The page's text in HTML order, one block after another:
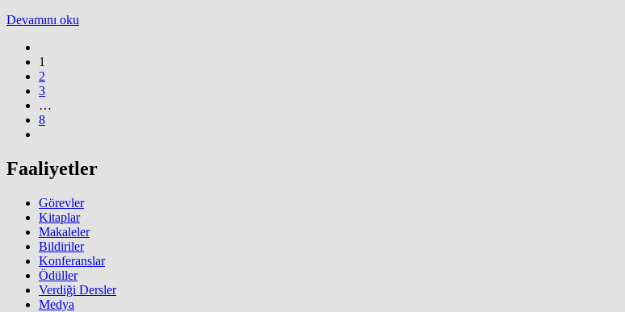
Devamını oku
1
2
3
…
8
Faaliyetler
Görevler
Kitaplar
Makaleler
Bildiriler
Konferanslar
Ödüller
Verdiği Dersler
Medya